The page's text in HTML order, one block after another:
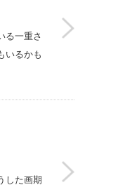
る一重さ
いるかも
した画期